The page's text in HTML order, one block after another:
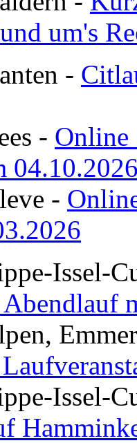
um's
-
- Online
-
Issel-
Issel-